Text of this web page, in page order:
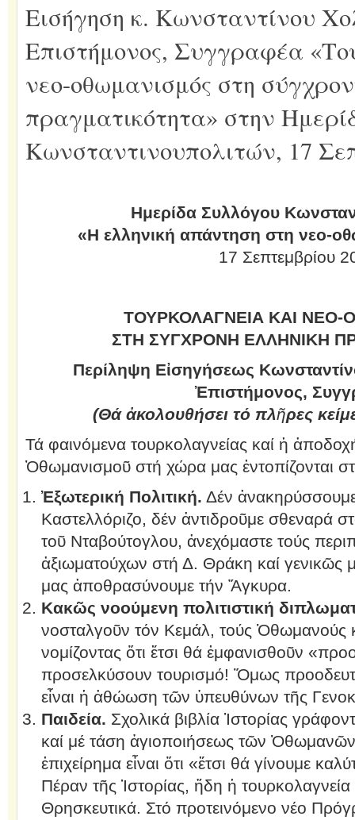
Εισήγηση κ. Κωνσταντίνου
Επιστήμονος, Συγγραφέα
νεο-οθωμανισμός στη
πραγματικότητα» στην
Κωνσταντινουπολιτών, 17
Ημερίδα Συλλόγου
«H ελληνική απάντηση στη νεο-
17 Σεπτεμβρίου
ΤΟΥΡΚΟΛΑΓΝΕΙΑ ΚΑΙ
ΣΤΗ ΣΥΓΧΡΟΝΗ ΕΛΛΗΝΙΚΗ
Περίληψη Εἰσηγήσεως
Ἐπιστήμονος,
(Θά ἀκολουθήσει τό πλῆρες
Τά φαινόμενα τουρκολαγνείας καί ἡ
Ὀθωμανισμοῦ στή χώρα μας ἐντοπίζονται
Ἐξωτερική Πολιτική. Δέν
Καστελλόριζο, δέν ἀντιδροῦμε σθεναρά
τοῦ Νταβούτογλου, ἀνεχόμαστε τούς
ἀξιωματούχων στή Δ. Θράκη καί γενικῶς
μας ἀποθρασύνουμε τήν Ἄγκυρα.
Κακῶς νοούμενη πολιτιστική
νοσταλγοῦν τόν Κεμάλ, τούς Ὀθωμανούς
νομίζοντας ὅτι ἔτσι θά ἐμφανισθοῦν
προσελκύσουν τουρισμό! Ὅμως
εἶναι ἡ ἀθώωση τῶν ὑπευθύνων τῆς
Παιδεία. Σχολικά βιβλία Ἱστορίας
καί μέ τάση ἁγιοποιήσεως τῶν
ἐπιχείρημα εἶναι ὅτι «ἔτσι θά γίνουμε
Πέραν τῆς Ἱστορίας, ἤδη ἡ τουρκολαγνεία
Θρησκευτικά. Στό προτεινόμενο νέο